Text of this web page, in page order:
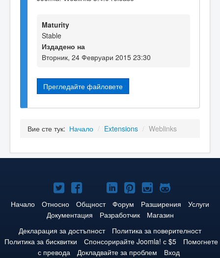
Maturity
Stable
Издадено на
Вторник, 24 Февруари 2015 23:30
Прегледайте файловете
Вие сте тук: Начало / Extensions / Weblinks
Joomla!
в
Twitter
Joomla!
във
Facebook
Joomla!
в
YouTube
Joomla!
в
LinkedIn
Joomla!
в
Pinterest
Joomla!
в
Instagram
Joomla!
в
GitHub
Начало Относно Общност Форум Разширения
Услуги
Документация
Разработчик
Магазин
Декларация за достъпност
Политика за поверителност
Политика за бисквитки
Спонсорирайте Joomla! с $5
Помогнете
с превода
Докладвайте за проблем Вход